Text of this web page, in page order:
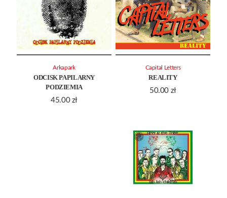
ODCISK PAPILARNY
PODZIEMIA
45.00 zł
Arkapark
REALITY
50.00 zł
Capital Letters